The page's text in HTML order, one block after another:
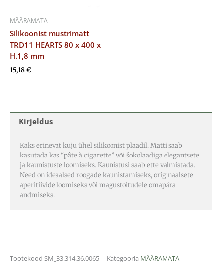
Kirjeldus
Kaks erinevat kuju ühel silikoonist plaadil. Matti saab
kasutada kas “pâte à cigarette” või šokolaadiga elegantsete
ja kaunistuste loomiseks. Kaunistusi saab ette valmistada.
Need on ideaalsed roogade kaunistamiseks, originaalsete
aperitiivide loomiseks või magustoitudele omapära
andmiseks.
Tootekood SM_33.314.36.0065 Kategooria MÄÄRAMATA
MÄÄRAMATA
Silikoonist mustrimatt
TRD11 HEARTS 80 x 400 x
H.1,8 mm
15,18€